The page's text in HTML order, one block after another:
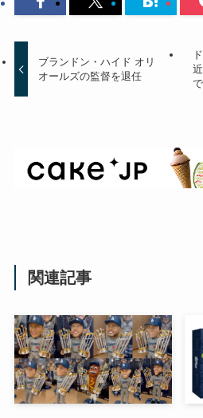
ブランドン・ハイド オリ
オールズの監督を退任
関連記事